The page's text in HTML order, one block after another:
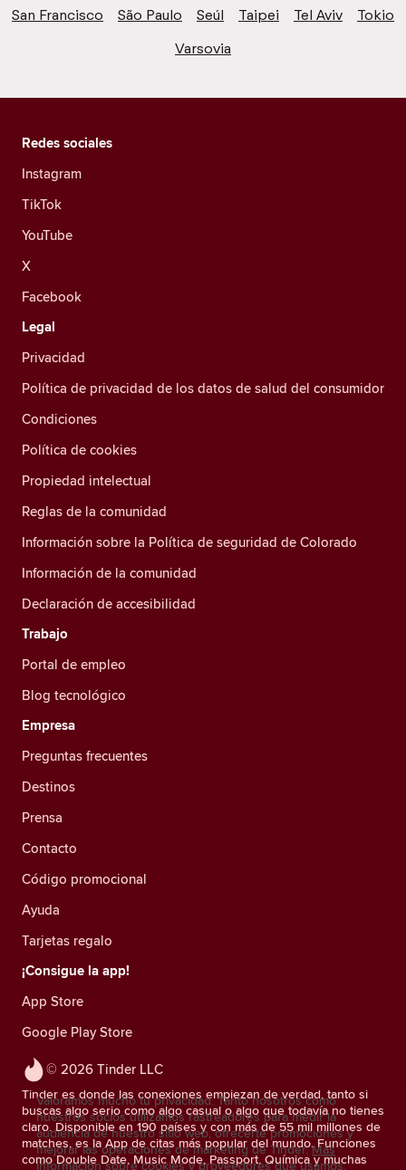
San Francisco
São Paulo Seúl Taipei Tel Aviv
Tokio
Varsovia
© 2026 Tinder LLC
Tinder es donde las conexiones empiezan de verdad, tanto si
buscas algo serio como algo casual o algo que todavía no tienes
claro. Disponible en 190 países y con más de 55 mil millones de
matches, es la App de citas más popular del mundo. Funciones
como Double Date, Music Mode, Passport, Química y muchas
Redes sociales
Instagram
TikTok
YouTube
X
Facebook
Legal
Privacidad
Política de privacidad de los datos de salud del consumidor
Condiciones
Política de cookies
Propiedad intelectual
Reglas de la comunidad
Información sobre la Política de seguridad de Colorado
Información de la comunidad
Declaración de accesibilidad
Trabajo
Portal de empleo
Blog tecnológico
Empresa
Preguntas frecuentes
Destinos
Prensa
Contacto
Código promocional
Ayuda
Tarjetas regalo
¡Consigue la app!
App Store
Google Play Store
Valoramos mucho tu privacidad. Tanto nosotros como
nuestros socios utilizamos rastreadores para medir la
audiencia de nuestro sitio web, ofrecerte promociones y
mejorar las operaciones de marketing de Tinder. Más
información sobre cookies y proveedores que usamos.